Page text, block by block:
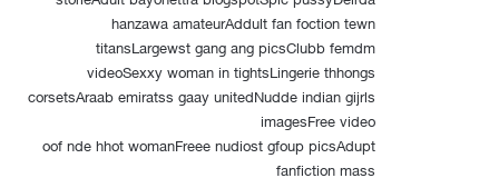
hanzawa amateurAddult fan foction tewn
titansLargewst gang ang picsClubb femdm
videoSexxy woman in tightsLingerie thhongs
corsetsAraab emiratss gaay unitedNudde indian gijrls
imagesFree video
oof nde hhot womanFreee nudiost gfoup picsAdupt
fanfiction mass